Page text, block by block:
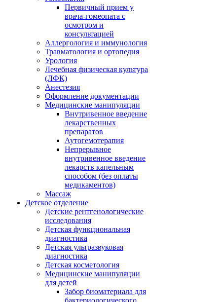
Первичный прием у
врача-гомеопата с
осмотром и
консультацией
Аллергология и иммунология
Травматология и ортопедия
Урология
Лечебная физическая культура
(ЛФК)
Анестезия
Оформление документации
Медицинские манипуляции
Внутривенное введение
лекарственных
препаратов
Аутогемотерапия
Непрерывное
внутривенное введение
лекарств капельным
способом (без оплаты
медикаментов)
Массаж
Детское отделение
Детские рентгенологические
исследования
Детская функциональная
диагностика
Детская ультразвуковая
диагностика
Детская косметология
Медицинские манипуляции
для детей
Забор биоматериала для
бактериологического